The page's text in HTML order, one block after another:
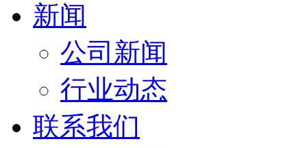
新闻
公司新闻
行业动态
联系我们